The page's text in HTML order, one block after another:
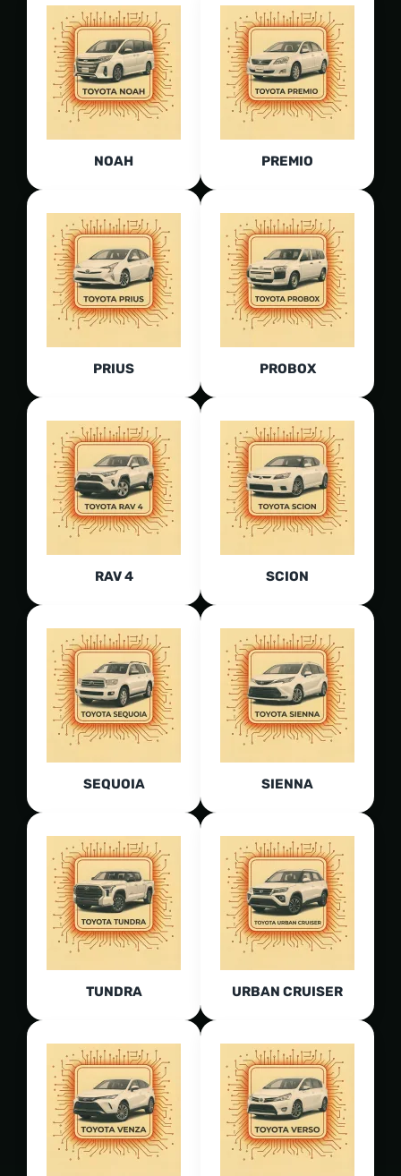
NOAH PREMIO
PRIUS PROBOX
RAV 4 SCION
SEQUOIA SIENNA
TUNDRA URBAN CRUISER